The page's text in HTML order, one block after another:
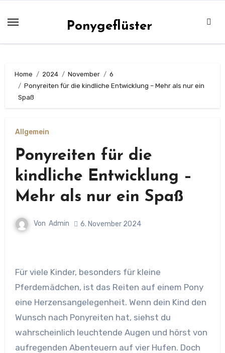
Inhalt
Ponygeflüster
Home 2024 November
6
Ponyreiten für die kindliche Entwicklung – Mehr als nur ein
Spaß
Allgemein
Ponyreiten für die
kindliche Entwicklung –
Mehr als nur ein Spaß
Von Admin 6. November 2024
Für viele Kinder, besonders für kleine
Pferdemädchen, ist das Reiten auf einem Pony
eine Herzensangelegenheit. Wenn dein Kind den
Wunsch nach Ponyreiten hat, siehst du
wahrscheinlich leuchtende Augen und hörst von
aufregenden Abenteuern auf vier Hufen. Doch